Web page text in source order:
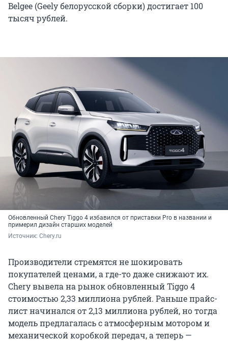
Belgee (Geely белорусской сборки) достигает 100
тысяч рублей.
Обновленный Chery Tiggo 4 избавился от приставки Pro в названии и
примерил дизайн старших моделей
Источник: Chery.ru
Производители стремятся не шокировать
покупателей ценами, а где-то даже снижают их.
Chery вывела на рынок обновленный Tiggo 4
стоимостью 2,33 миллиона рублей. Раньше прайс-
лист начинался от 2,13 миллиона рублей, но тогда
модель предлагалась с атмосферным мотором и
механической коробкой передач, а теперь —